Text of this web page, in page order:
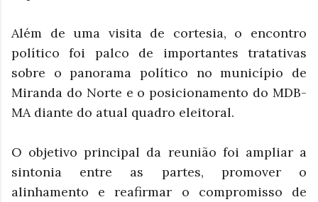
Além de uma visita de cortesia, o encontro
político foi palco de importantes tratativas
sobre o panorama político no município de
Miranda do Norte e o posicionamento do MDB-
MA diante do atual quadro eleitoral.
O objetivo principal da reunião foi ampliar a
sintonia entre as partes, promover o
alinhamento e reafirmar o compromisso de